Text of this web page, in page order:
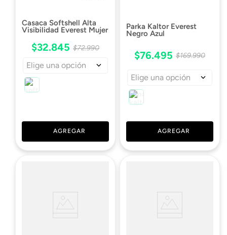
Casaca Softshell Alta
Visibilidad Everest Mujer
$32.845 $72.990
Elige una opción
AGREGAR
Parka Kaltor Everest
Negro Azul
$76.495 $169.990
Elige una opción
AGREGAR